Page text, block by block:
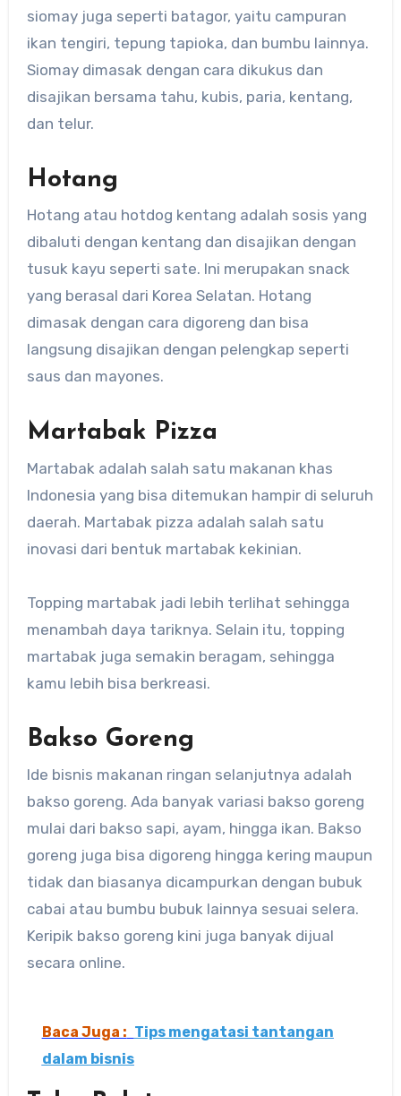
siomay juga seperti batagor, yaitu campuran
ikan tengiri, tepung tapioka, dan bumbu lainnya.
Siomay dimasak dengan cara dikukus dan
disajikan bersama tahu, kubis, paria, kentang,
dan telur.
Hotang
Hotang atau hotdog kentang adalah sosis yang
dibaluti dengan kentang dan disajikan dengan
tusuk kayu seperti sate. Ini merupakan snack
yang berasal dari Korea Selatan. Hotang
dimasak dengan cara digoreng dan bisa
langsung disajikan dengan pelengkap seperti
saus dan mayones.
Martabak Pizza
Martabak adalah salah satu makanan khas
Indonesia yang bisa ditemukan hampir di seluruh
daerah. Martabak pizza adalah salah satu
inovasi dari bentuk martabak kekinian.
Topping martabak jadi lebih terlihat sehingga
menambah daya tariknya. Selain itu, topping
martabak juga semakin beragam, sehingga
kamu lebih bisa berkreasi.
Bakso Goreng
Ide bisnis makanan ringan selanjutnya adalah
bakso goreng. Ada banyak variasi bakso goreng
mulai dari bakso sapi, ayam, hingga ikan. Bakso
goreng juga bisa digoreng hingga kering maupun
tidak dan biasanya dicampurkan dengan bubuk
cabai atau bumbu bubuk lainnya sesuai selera.
Keripik bakso goreng kini juga banyak dijual
secara online.
Baca Juga : Tips mengatasi tantangan
dalam bisnis